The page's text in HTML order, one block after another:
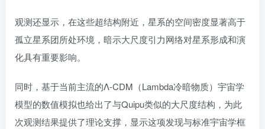
观测还显示，在这些超结构附近，星系的空间密度显著高于
孤立星系团所处环境，暗示大尺度引力网络对星系形成和演
化具有重要影响。
同时，基于当前主流的Λ-CDM（Lambda冷暗物质）宇宙学
模型的数值模拟也给出了与Quipu类似的大尺度结构，为此
次观测结果提供了理论支撑，显示这项发现与标准宇宙学框